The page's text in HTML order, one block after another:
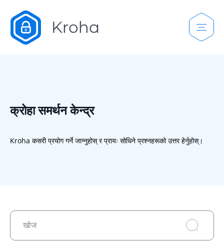
क्रोहा समर्थन केन्द्र
Kroha कसरी प्रयोग गर्ने जान्नुहोस् र प्रायः सोधिने प्रश्नहरूको उत्तर हेर्नुहोस्।
खोज